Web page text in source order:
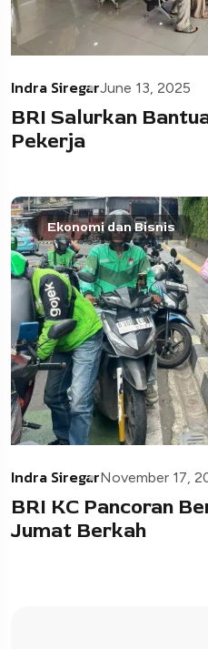
Indra SiregarJune 13, 2025
BRI Salurkan
Pekerja
Ekonomi dan Bisnis
Indra SiregarNovember 17,
BRI KC Pancoran
Jumat Berkah